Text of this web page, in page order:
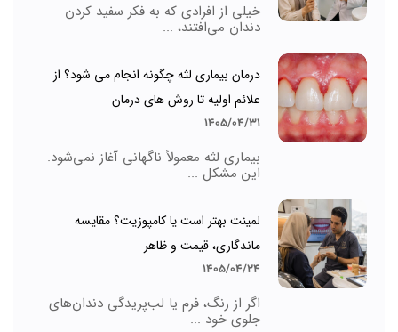
خیلی از افرادی که به فکر سفید کردن
دندان می‌افتند، ...
درمان بیماری لثه چگونه انجام می شود؟ از
علائم اولیه تا روش های درمان
1405/04/31
بیماری لثه معمولاً ناگهانی آغاز نمی‌شود.
این مشکل ...
لمینت بهتر است یا کامپوزیت؟ مقایسه
ماندگاری، قیمت و ظاهر
1405/04/24
اگر از رنگ، فرم یا لب‌پریدگی دندان‌های
جلوی خود ...